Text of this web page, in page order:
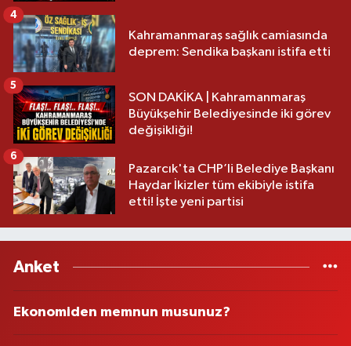
Kahramanmaraş sağlık camiasında
deprem: Sendika başkanı istifa etti
4
SON DAKİKA | Kahramanmaraş
Büyükşehir Belediyesinde iki görev
değişikliği!
5
Pazarcık'ta CHP’li Belediye Başkanı
Haydar İkizler tüm ekibiyle istifa
etti! İşte yeni partisi
6
Anket
Ekonomiden memnun musunuz?